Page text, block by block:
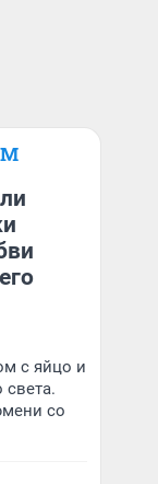
с яйцо и
со